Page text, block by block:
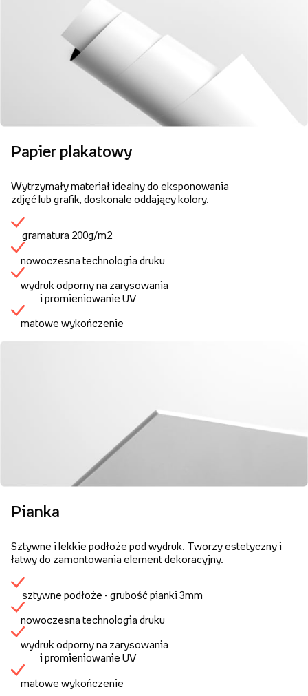
Papier plakatowy
Wytrzymały materiał idealny do eksponowania
zdjęć lub grafik, doskonale oddający kolory.
gramatura 200g/m2
nowoczesna technologia druku
wydruk odporny na zarysowania
i promieniowanie UV
matowe wykończenie
Pianka
Sztywne i lekkie podłoże pod wydruk. Tworzy estetyczny i
łatwy do zamontowania element dekoracyjny.
sztywne podłoże - grubość pianki 3mm
nowoczesna technologia druku
wydruk odporny na zarysowania
i promieniowanie UV
matowe wykończenie